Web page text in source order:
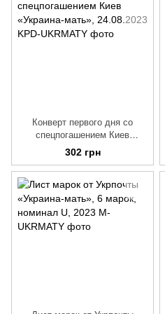
Конверт первого дня со
спецпогашением Киев
«Украина-мать», 24.08.2023
302 грн